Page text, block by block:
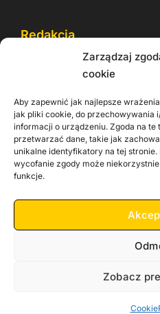
Zarządzaj
cookie
Aby zapewnić jak najlepsze
jak pliki cookie, do przechowywania
informacji o urządzeniu. Zgoda na te
przetwarzać dane, takie jak
unikalne identyfikatory na tej
wycofanie zgody może
funkcje.
Zobacz
Cookie
Redakcja
Reklama
Rodo
Kontakt
Informacje dla
Copyright 2026